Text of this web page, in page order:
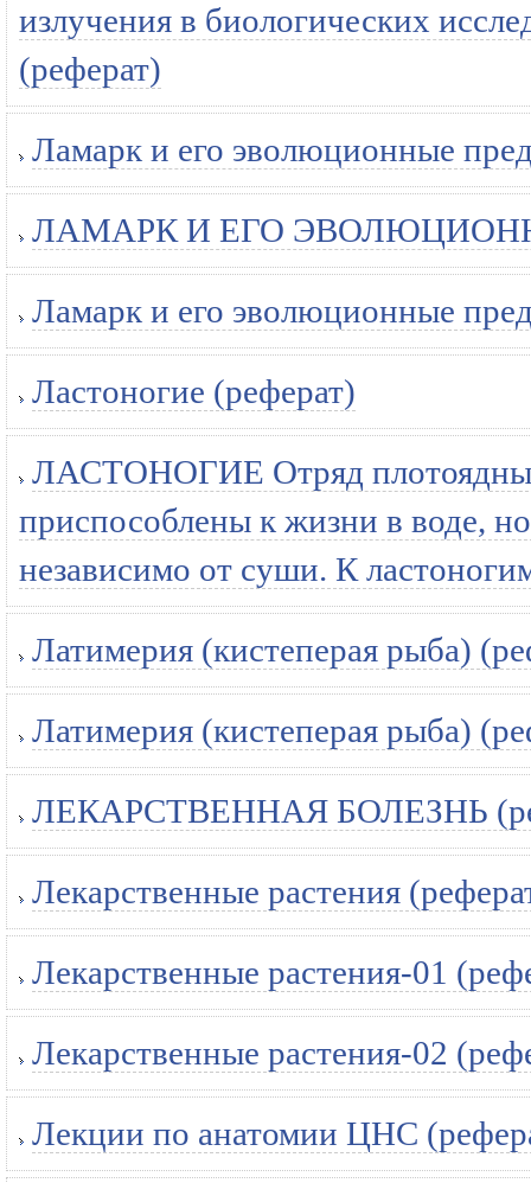
излучения в биологических
(реферат)
Ламарк и его эволюционные
ЛАМАРК И ЕГО
Ламарк и его эволюционные
Ластоногие (реферат)
ЛАСТОНОГИЕ Отряд
приспособлены к жизни в воде,
независимо от суши. К
Латимерия (кистеперая рыба)
Латимерия (кистеперая рыба)
ЛЕКАРСТВЕННАЯ БОЛЕЗНЬ
Лекарственные растения
Лекарственные растения-01
Лекарственные растения-02
Лекции по анатомии ЦНС